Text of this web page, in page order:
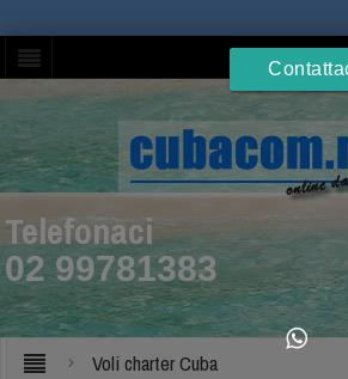
Telefonaci
02 99781383
Voli charter Cuba